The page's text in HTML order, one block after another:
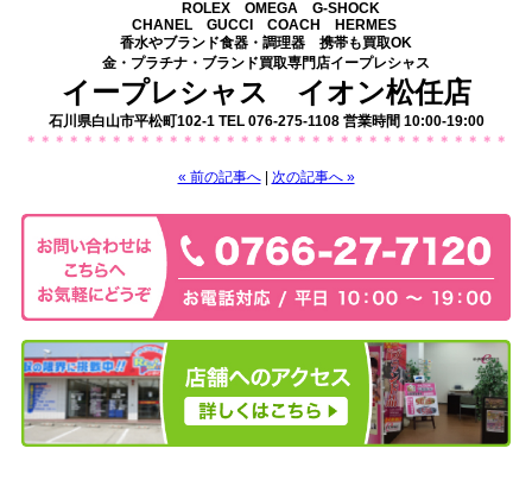
ROLEX OMEGA G-SHOCK
CHANEL GUCCI COACH HERMES
香水やブランド食器・調理器 携帯も買取OK
金・プラチナ・ブランド買取専門店イープレシャス
イープレシャス イオン松任店
石川県白山市平松町102-1 TEL 076-275-1108 営業時間 10:00-19:00
＊＊＊＊＊＊＊＊＊＊＊＊＊＊＊＊＊＊＊＊＊＊＊＊＊＊＊＊＊＊＊＊＊＊
« 前の記事へ| 次の記事へ »